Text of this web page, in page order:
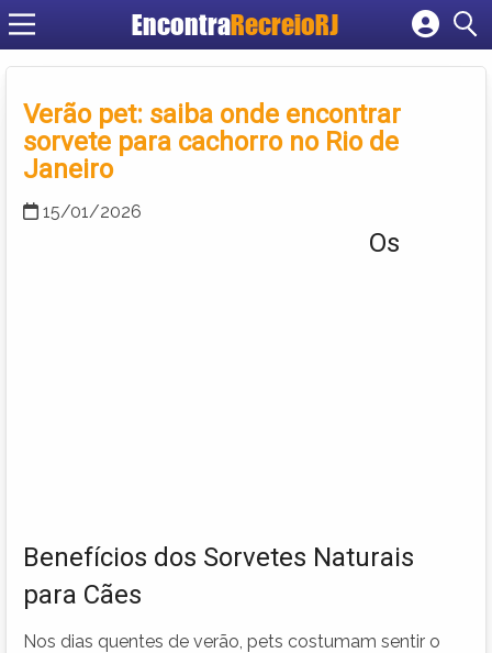
EncontraRecreioRJ
Cadastrar empresa
Criar conta
Verão pet: saiba onde encontrar
sorvete para cachorro no Rio de
Janeiro
15/01/2026
Os
Benefícios dos Sorvetes Naturais
para Cães
Nos dias quentes de verão, pets costumam sentir o